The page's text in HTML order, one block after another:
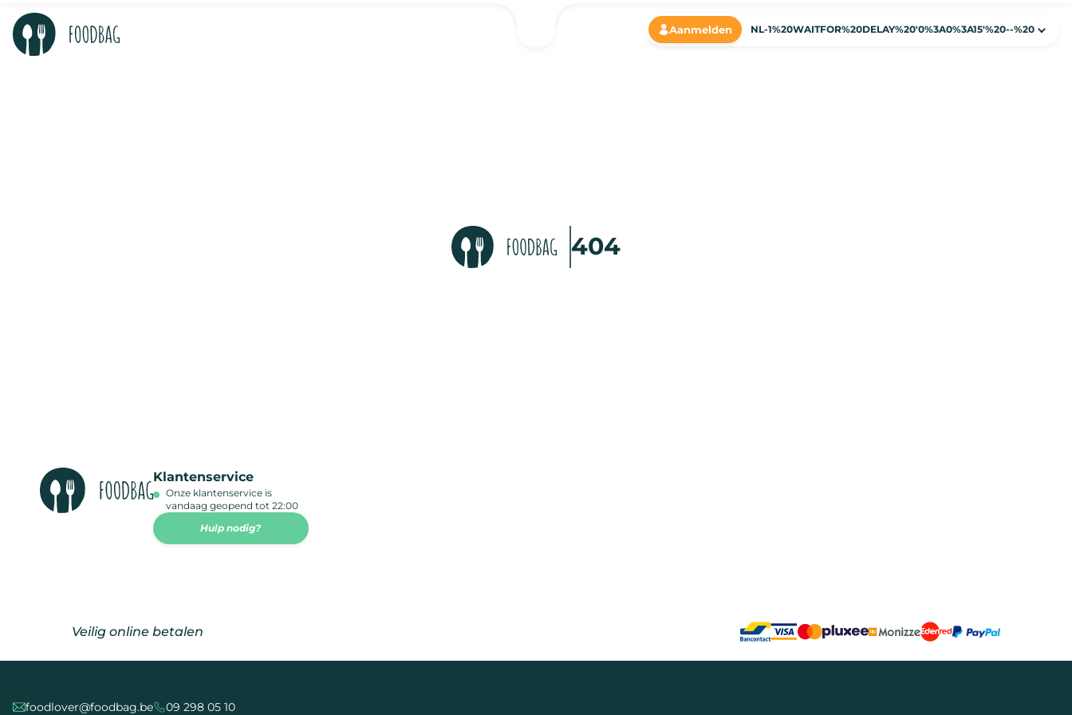
Aanmelden NL-1%20WAITFOR%20DELAY%20'0%3A0%3A15'%20--%20
404
Klantenservice
Onze klantenservice is
vandaag geopend tot 22:00
Hulp nodig?
Veilig online betalen
foodlover@foodbag.be 09 298 05 10